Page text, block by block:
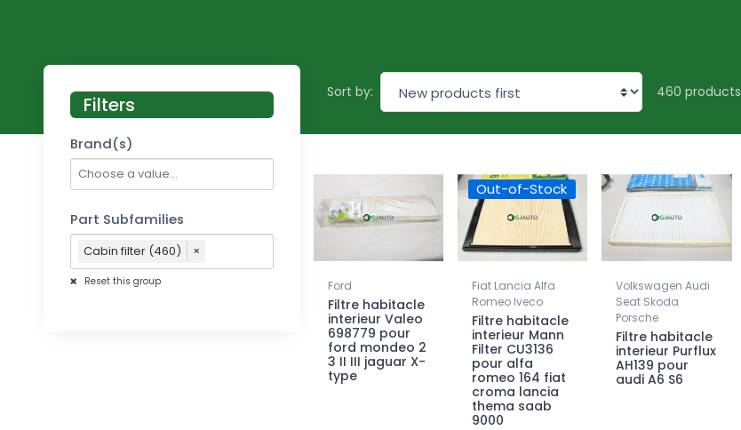
Filters
Brand(s)
Part Subfamilies
Cabin filter (460) ×
Reset this group
Sort by: 460 products
Ford
Filtre habitacle
interieur Valeo
698779 pour
ford mondeo 2
3 II III jaguar X-
type
Out-of-Stock
Fiat Lancia Alfa
Romeo Iveco
Filtre habitacle
interieur Mann
Filter CU3136
pour alfa
romeo 164 fiat
croma lancia
thema saab
9000
Volkswagen Audi
Seat Skoda
Porsche
Filtre habitacle
interieur Purflux
AH139 pour
audi A6 S6